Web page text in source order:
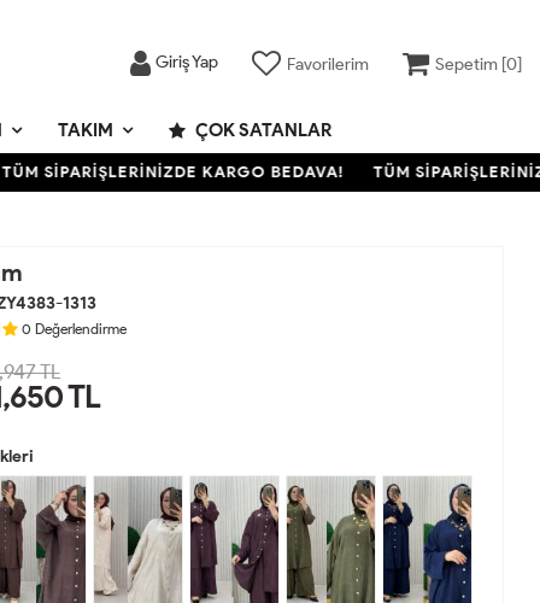
Giriş Yap Favorilerim Sepetim [0]
TAKIM ÇOK SATANLAR
SİPARİŞLERİNİZDE KARGO BEDAVA! TÜM
1313
0 Değerlendirme
TL
TL